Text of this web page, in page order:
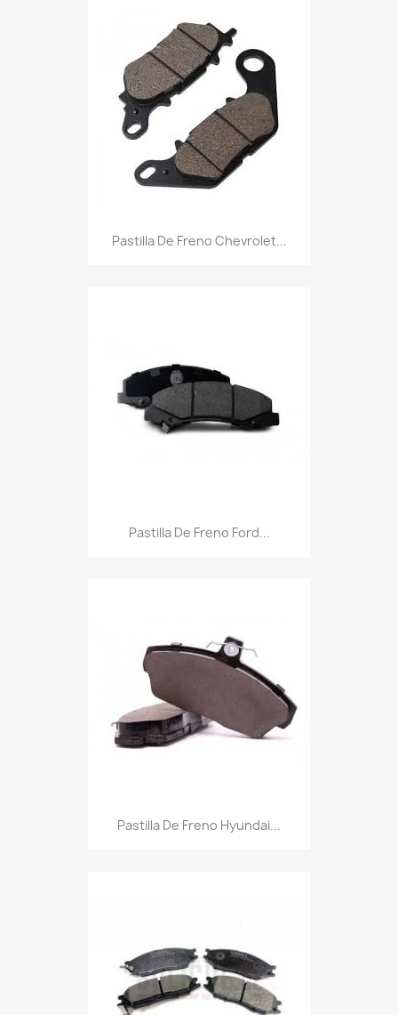
Pastilla De Freno Chevrolet...
Pastilla De Freno Ford...
Pastilla De Freno Hyundai...